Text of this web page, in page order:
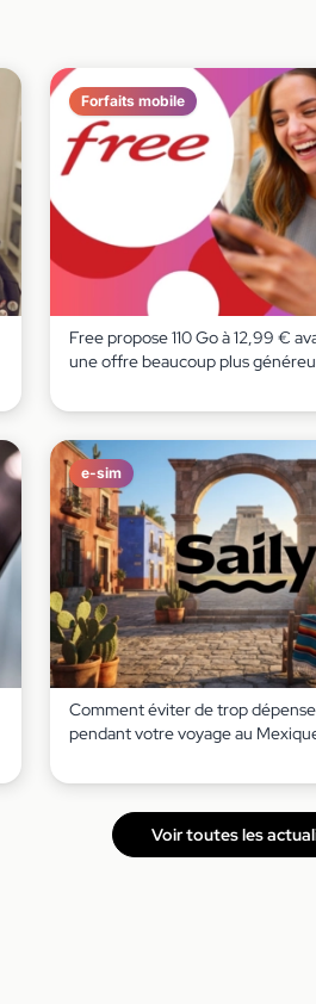
Forfaits mobile
Free propose 110 Go à 12,99 €
une offre beaucoup plus
e-sim
Comment éviter de trop
pendant votre voyage au
Voir toutes les